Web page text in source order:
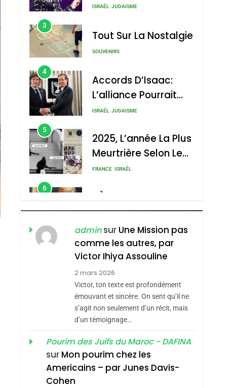
Nouvelle Chanson De
ISRAÉL JUDAISME
3
Tout Sur La Nostalgie
SOUVENIRS
4
Accords D’Isaac:
L’alliance Pourrait
S’étendre À 13 Pays
ISRAÉL JUDAISME
5
2025, L’année La Plus
Meurtrière Selon Le
Rapport D’ADL
FRANCE ISRAÉL
6
FIÈRE, DIGNE ET
RÉSILIENTE :
POURQUOI JE
REVENDIQUE MA
JUDAÏTE Par Thérèse
Zrihen-Dvir
ISRAÉL JUDAISME
CE QUI NOUS
MANQUE – Jacques
Hadida
JUDAISME
Maroc : Les Amandes
De Tafraout, Le Miel
De Tadla Azilal
Consacrés Produits
Du Terroir
DAFINA MAROC
Oeil Ravageur –
adminsur Une Mission pas
comme les autres, par
Victor Ihiya Assouline
2 mars 2026
Victor, ton texte est profondément
émouvant et sincère. On sent qu’il ne
s’agit non seulement d’un récit, mais
d’un témoignage…
Pourim des Juifs du Maroc - DAFINA
sur Mon pourim chez les
Americains – par Junes Davis-
Cohen